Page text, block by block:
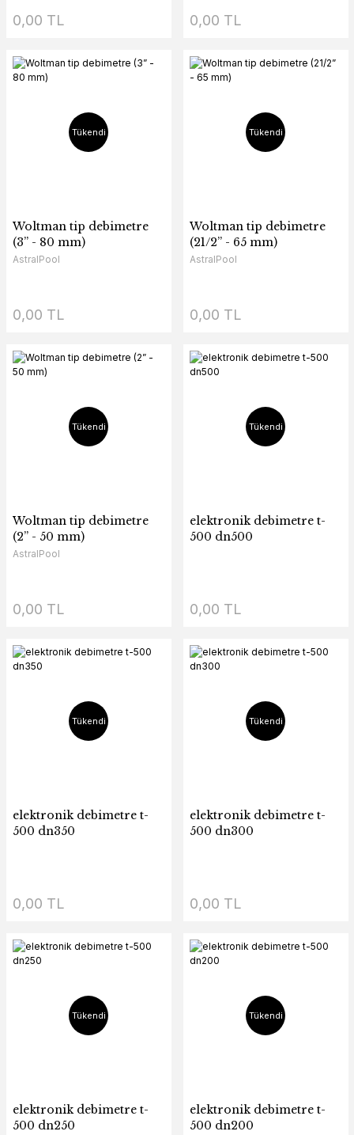
0,00 TL 0,00 TL
Tükendi
Woltman tip debimetre
(3” - 80 mm)
AstralPool
0,00 TL
Tükendi
Woltman tip debimetre
(21/2” - 65 mm)
AstralPool
0,00 TL
Tükendi
Woltman tip debimetre
(2” - 50 mm)
AstralPool
0,00 TL
Tükendi
elektronik debimetre t-
500 dn500
0,00 TL
Tükendi
elektronik debimetre t-
500 dn350
0,00 TL
Tükendi
elektronik debimetre t-
500 dn300
0,00 TL
Tükendi
elektronik debimetre t-
500 dn250
Tükendi
elektronik debimetre t-
500 dn200